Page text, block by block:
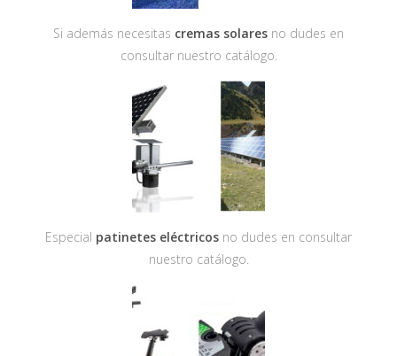
Si además necesitas cremas solares no dudes en
consultar nuestro catálogo.
Especial patinetes eléctricos no dudes en consultar
nuestro catálogo.